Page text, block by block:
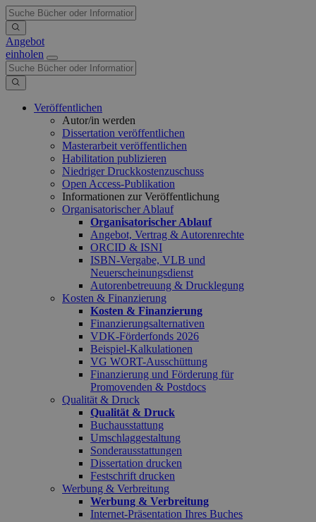
Angebot
einholen
Veröffentlichen
Autor/in werden
Dissertation veröffentlichen
Masterarbeit veröffentlichen
Habilitation publizieren
Niedriger Druckkostenzuschuss
Open Access-Publikation
Informationen zur Veröffentlichung
Organisatorischer Ablauf
Organisatorischer Ablauf
Angebot, Vertrag & Autorenrechte
ORCID & ISNI
ISBN-Vergabe, VLB und
Neuerscheinungsdienst
Autorenbetreuung & Drucklegung
Kosten & Finanzierung
Kosten & Finanzierung
Finanzierungsalternativen
VDK-Förderfonds 2026
Beispiel-Kalkulationen
VG WORT-Ausschüttung
Finanzierung und Förderung für
Promovenden & Postdocs
Qualität & Druck
Qualität & Druck
Buchausstattung
Umschlaggestaltung
Sonderausstattungen
Dissertation drucken
Festschrift drucken
Werbung & Verbreitung
Werbung & Verbreitung
Internet-Präsentation Ihres Buches